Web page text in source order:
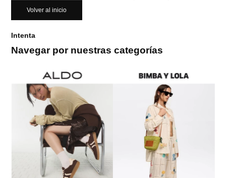
Volver al inicio
Intenta
Navegar por nuestras categorías